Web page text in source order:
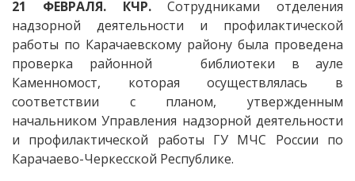
21 ФЕВРАЛЯ. КЧР.Сотрудниками отделения
надзорной деятельности и профилактической
работы по Карачаевскому району была проведена
проверка районной библиотеки в ауле
Каменномост, которая осуществлялась в
соответствии с планом, утвержденным
начальником Управления надзорной деятельности
и профилактической работы ГУ МЧС России по
Карачаево-Черкесской Республике.